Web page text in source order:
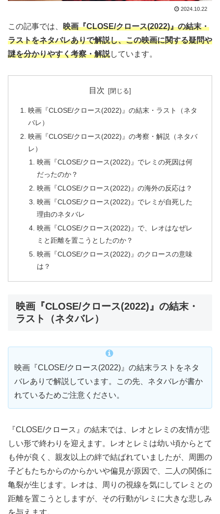
2024.10.22
この記事では、 映画『CLOSE/クロース(2022)』の結末・
ラストをネタバレありで解説し、この映画に関する疑問や
謎を分かりやすく考察・解説しています。
目次
映画『CLOSE/クロース(2022)』の結末・ラスト（ネタ
バレ）
映画『CLOSE/クロース(2022)』の考察・解説（ネタバ
レ）
映画『CLOSE/クロース(2022)』でレミの死因は何
だったのか？
映画『CLOSE/クロース(2022)』の海外の反応は？
映画『CLOSE/クロース(2022)』でレミが自死した
理由のネタバレ
映画『CLOSE/クロース(2022)』で、レオはなぜレ
ミと距離を置こうとしたのか？
映画『CLOSE/クロース(2022)』のクロースの意味
は？
映画『CLOSE/クロース(2022)』の結末・
ラスト（ネタバレ）
映画『CLOSE/クロース(2022)』の結末ラストをネタ
バレありで解説しています。この先、ネタバレが書か
れているためご注意ください。
『CLOSE/クロース』の結末では、レオとレミの友情が悲
しい形で終わりを迎えます。レオとレミは幼い頃からとて
も仲が良く、親友以上の絆で結ばれていましたが、周囲の
子どもたちからのからかいや偏見が原因で、二人の関係に
亀裂が生じます。レオは、周りの視線を気にしてレミとの
距離を置こうとしますが、その行動がレミに大きな悲しみ